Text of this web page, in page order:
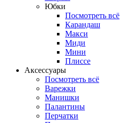
Юбки
Посмотреть всё
Карандаш
Макси
Миди
Мини
Плиссе
Аксессуары
Посмотреть всё
Варежки
Манишки
Палантины
Перчатки